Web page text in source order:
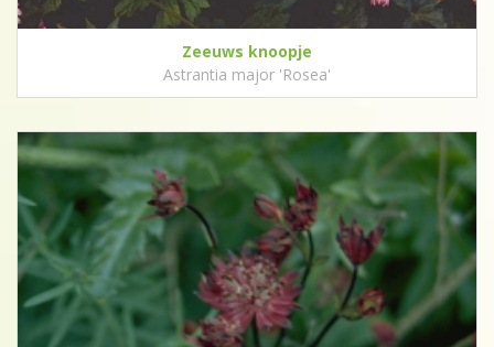
Zeeuws knoopje
Astrantia major 'Rosea'